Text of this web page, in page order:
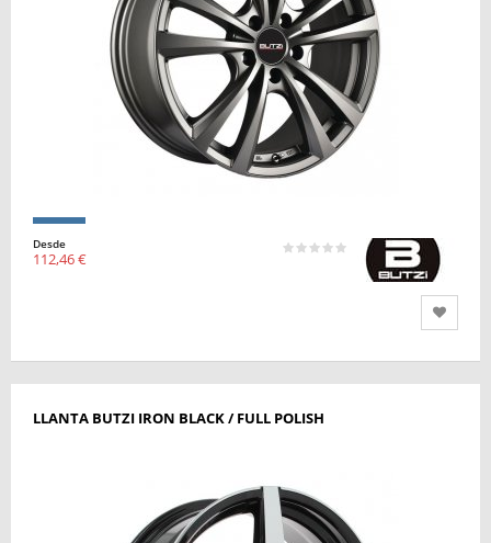
Desde
112,46 €
LLANTA BUTZI IRON BLACK / FULL POLISH